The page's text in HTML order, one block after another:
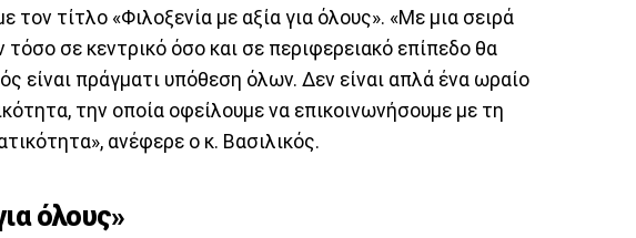
τον τίτλο «Φιλοξενία με αξία για όλους». «Με μια σειρά
σε κεντρικό όσο και σε περιφερειακό επίπεδο θα
είναι πράγματι υπόθεση όλων. Δεν είναι απλά ένα ωραίο
την οποία οφείλουμε να επικοινωνήσουμε με τη
ανέφερε ο κ. Βασιλικός.
όλους»